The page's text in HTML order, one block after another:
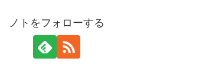
ノトをフォローする